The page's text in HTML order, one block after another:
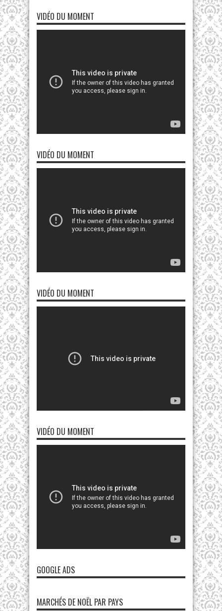
VIDÉO DU MOMENT
VIDÉO DU MOMENT
VIDÉO DU MOMENT
VIDÉO DU MOMENT
GOOGLE ADS
MARCHÉS DE NOËL PAR PAYS